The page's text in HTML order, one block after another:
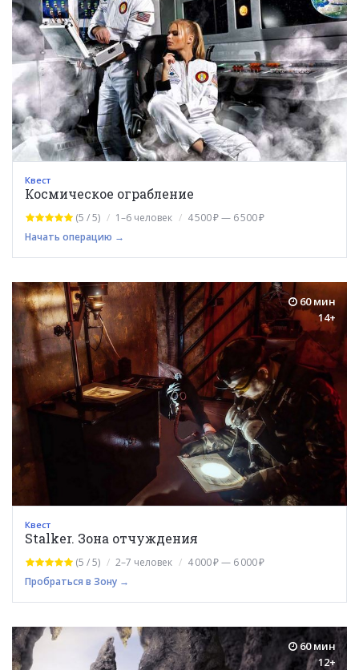
Квест
Космическое ограбление
(5 / 5) 1–6 человек
4 500 ₽ — 6 500 ₽
Начать операцию →
60 мин
14+
Квест
Stalker. Зона отчуждения
(5 / 5) 2–7 человек
4 000 ₽ — 6 000 ₽
Пробраться в Зону →
60 мин
12+